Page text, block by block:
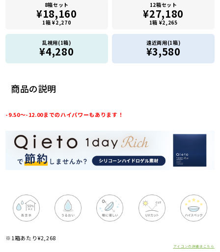
商品の説明
-9.50～-12.00までのハイパワーもあります！
※1箱あたり¥2,268
アイコンの詳細はこちら
8箱セット
¥18,160
1箱 ¥2,270
12箱セット
¥27,180
1箱 ¥2,265
乱視用(1箱)
¥4,280
遠近両用(1箱)
¥3,580